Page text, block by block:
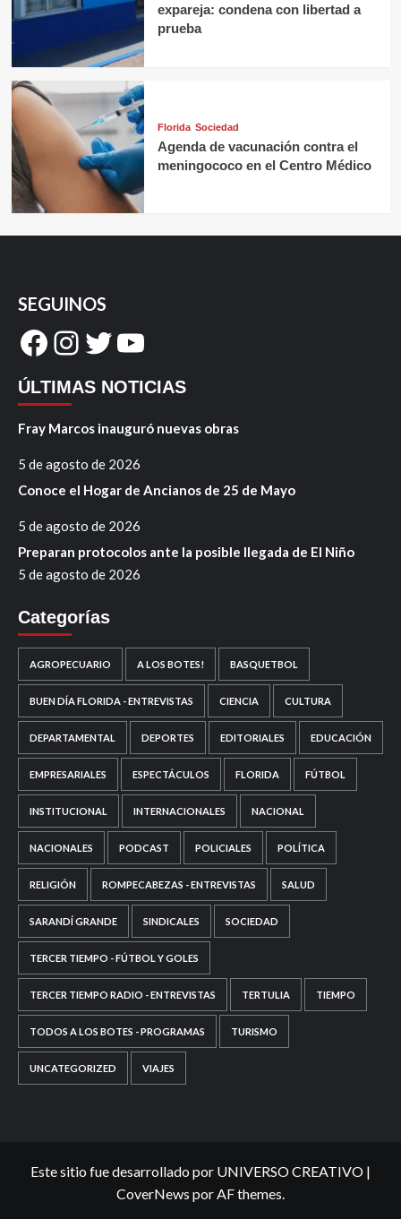
expareja: condena con libertad a
prueba
Florida Sociedad
Agenda de vacunación contra el
meningococo en el Centro Médico
SEGUINOS
Facebook
Instagram
Twitter
YouTube
ÚLTIMAS NOTICIAS
Fray Marcos inauguró nuevas obras
5 de agosto de 2026
Conoce el Hogar de Ancianos de 25 de Mayo
5 de agosto de 2026
Preparan protocolos ante la posible llegada de El Niño
5 de agosto de 2026
Categorías
AGROPECUARIO A LOS BOTES! BASQUETBOL
BUEN DÍA FLORIDA - ENTREVISTAS CIENCIA CULTURA
DEPARTAMENTAL DEPORTES EDITORIALES EDUCACIÓN
EMPRESARIALES ESPECTÁCULOS FLORIDA FÚTBOL
INSTITUCIONAL INTERNACIONALES NACIONAL
NACIONALES PODCAST POLICIALES POLÍTICA
RELIGIÓN ROMPECABEZAS - ENTREVISTAS SALUD
SARANDÍ GRANDE SINDICALES SOCIEDAD
TERCER TIEMPO - FÚTBOL Y GOLES
TERCER TIEMPO RADIO - ENTREVISTAS TERTULIA TIEMPO
TODOS A LOS BOTES - PROGRAMAS TURISMO
UNCATEGORIZED VIAJES
Este sitio fue desarrollado por UNIVERSO CREATIVO |
CoverNews por AF themes.